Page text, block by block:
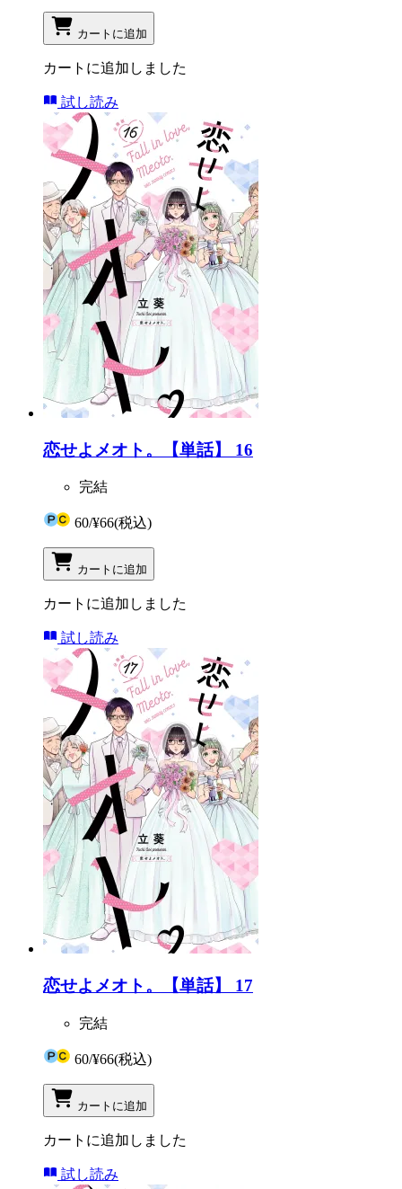
カートに追加
カートに追加しました
試し読み
恋せよメオト。【単話】 16
完結
60/¥66(税込)
カートに追加
カートに追加しました
試し読み
恋せよメオト。【単話】 17
完結
60/¥66(税込)
カートに追加
カートに追加しました
試し読み